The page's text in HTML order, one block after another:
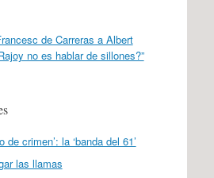
de Carreras a Albert
no es hablar de sillones?”
de crimen’: la ‘banda del 61’
las llamas